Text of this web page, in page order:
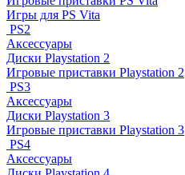
Игры для PS Vita
PS2
Аксессуары
Диски Playstation 2
Игровые приставки Playstation 2
PS3
Аксессуары
Диски Playstation 3
Игровые приставки Playstation 3
PS4
Аксессуары